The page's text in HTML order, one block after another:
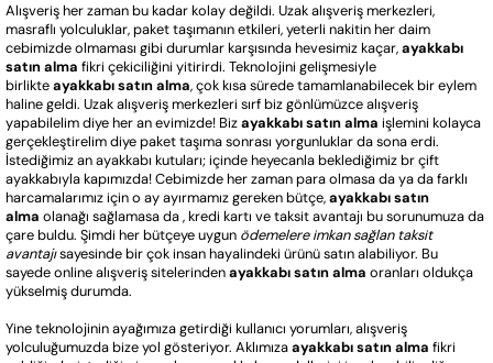
Alışveriş her zaman bu kadar kolay değildi. Uzak alışveriş merkezleri,
masraflı yolculuklar, paket taşımanın etkileri, yeterli nakitin her daim
cebimizde olmaması gibi durumlar karşısında hevesimiz kaçar,ayakkabı
satın alma fikri çekiciliğini yitirirdi. Teknolojini gelişmesiyle
birlikteayakkabı satın alma, çok kısa sürede tamamlanabilecek bir eylem
haline geldi. Uzak alışveriş merkezleri sırf biz gönlümüzce alışveriş
yapabilelim diye her an evimizde! Bizayakkabı satın alma işlemini kolayca
gerçekleştirelim diye paket taşıma sonrası yorgunluklar da sona erdi.
İstediğimiz an ayakkabı kutuları; içinde heyecanla beklediğimiz br çift
ayakkabıyla kapımızda! Cebimizde her zaman para olmasa da ya da farklı
harcamalarımız için o ay ayırmamız gereken bütçe,ayakkabı satın
alma olanağı sağlamasa da , kredi kartı ve taksit avantajı bu sorunumuza da
çare buldu. Şimdi her bütçeye uygun ödemelere imkan sağlan taksit
avantajısayesinde bir çok insan hayalindeki ürünü satın alabiliyor. Bu
sayede online alışveriş sitelerindenayakkabı satın alma oranları oldukça
yükselmiş durumda.
Yine teknolojinin ayağımıza getirdiği kullanıcı yorumları, alışveriş
yolculuğumuzda bize yol gösteriyor. Aklımızaayakkabı satın alma fikri